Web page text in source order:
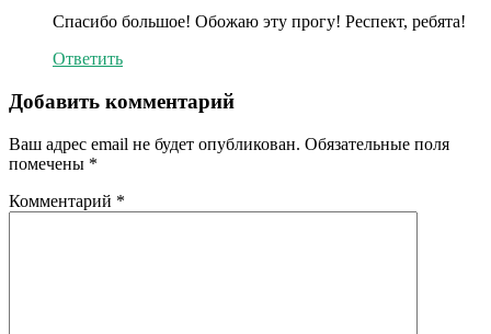
Спасибо большое! Обожаю эту прогу! Респект, ребята!
Ответить
Добавить комментарий
Ваш адрес email не будет опубликован. Обязательные поля
помечены *
Комментарий *